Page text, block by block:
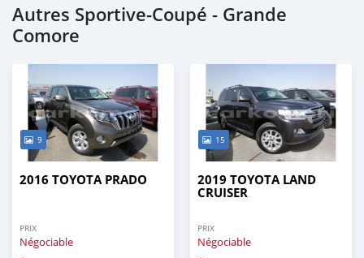
Autres Sportive‒Coupé - Grande
Comore
9
2016 TOYOTA PRADO
PRIX
Négociable
15
2019 TOYOTA LAND
CRUISER
PRIX
Négociable